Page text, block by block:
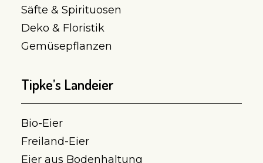
Säfte & Spirituosen
Deko & Floristik
Gemüsepflanzen
Tipke’s Landeier
Bio-Eier
Freiland-Eier
Eier aus Bodenhaltung